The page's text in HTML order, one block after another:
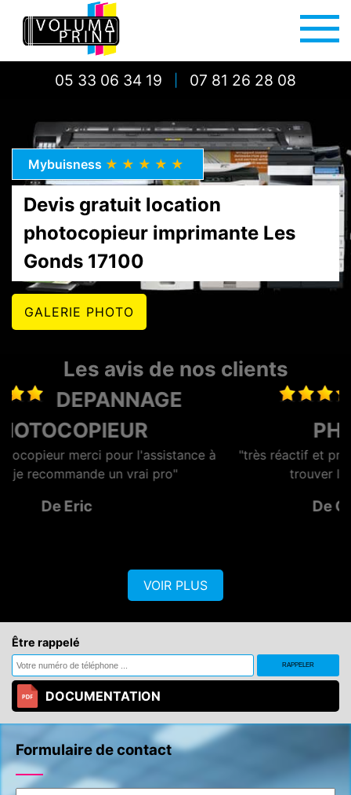
05 33 06 34 19 07 81 26 28 08
Mybuisness ★★★★★
Devis gratuit location
photocopieur imprimante Les
Gonds 17100
GALERIE PHOTO
Les avis de nos clients
DEPANNAGE
PHOTOCOPIEUR
"très réactif et professionnel, Lionel se démène pour
trouver la solution à moindre cout."
VOIR PLUS
Être rappelé
DOCUMENTATION
Formulaire de contact